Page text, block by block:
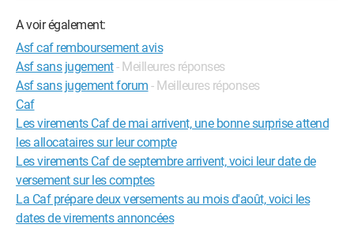
A voir également:
Asf caf remboursement avis
Asf sans jugement- Meilleures réponses
Asf sans jugement forum - Meilleures réponses
Caf
Les virements Caf de mai arrivent, une bonne surprise attend
les allocataires sur leur compte
Les virements Caf de septembre arrivent, voici leur date de
versement sur les comptes
La Caf prépare deux versements au mois d'août, voici les
dates de virements annoncées